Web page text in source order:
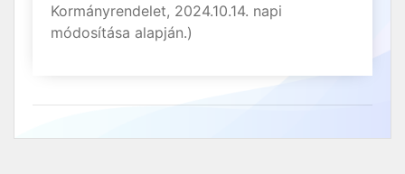
Kormányrendelet, 2024.10.14. napi
módosítása alapján.)